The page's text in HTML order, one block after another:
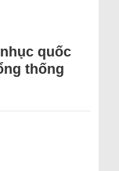
quốc
thống